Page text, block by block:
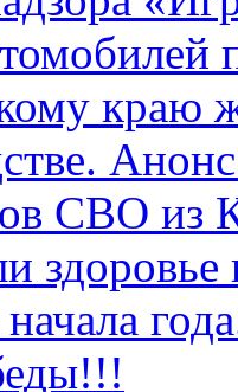
краю
СВО из